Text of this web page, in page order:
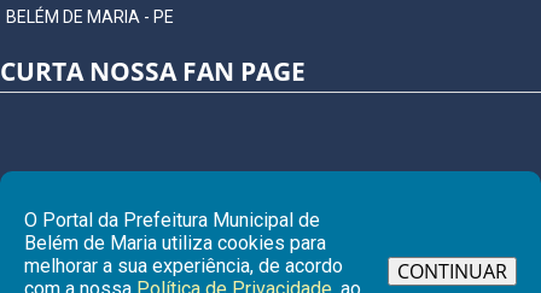
BELÉM DE MARIA - PE
CURTA NOSSA FAN PAGE
O Portal da Prefeitura Municipal de
Belém de Maria utiliza cookies para
melhorar a sua experiência, de acordo
CONTINUAR